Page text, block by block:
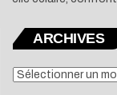
ARCHIVES
ARCHIVES